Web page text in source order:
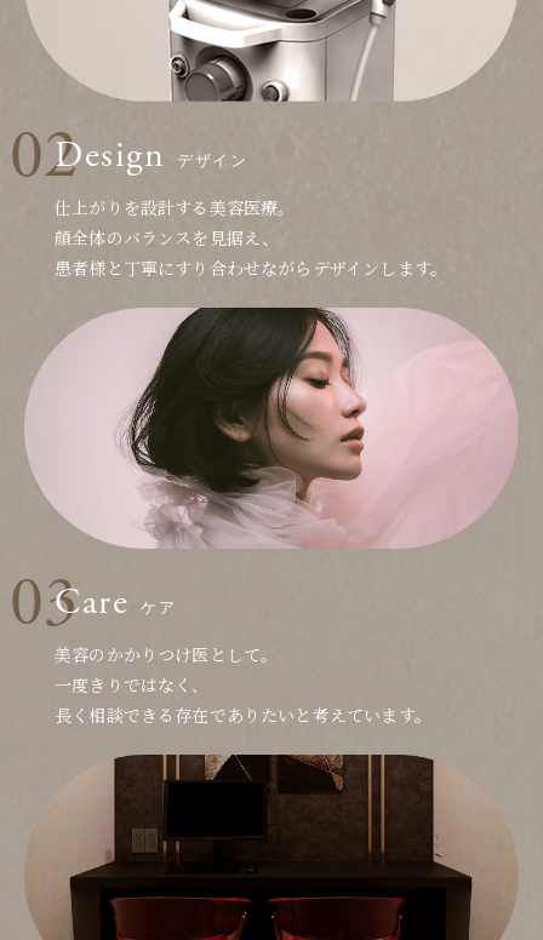
Design デザイン
仕上がりを設計する美容医療。
顔全体のバランスを見据え、
患者様と丁寧にすり合わせながらデザインします。
Care ケア
美容のかかりつけ医として。
一度きりではなく、
長く相談できる存在でありたいと考えています。